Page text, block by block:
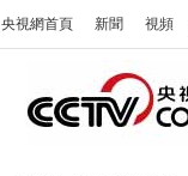
央視網首頁 新聞 視頻